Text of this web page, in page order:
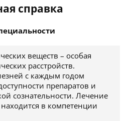
справка
веществ – особая
расстройств.
с каждым годом
препаратов и
сознательности. Лечение
в компетенции